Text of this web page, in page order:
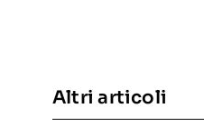
Altri articoli